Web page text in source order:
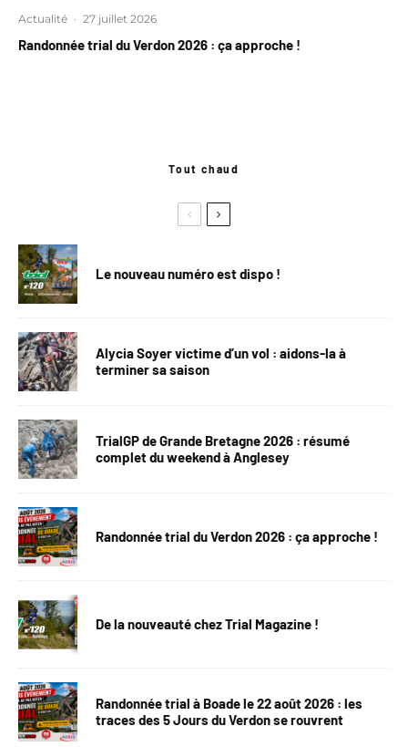
Actualité · 27 juillet 2026
Randonnée trial du Verdon 2026 : ça approche !
Tout chaud
Le nouveau numéro est dispo !
Alycia Soyer victime d’un vol : aidons-la à
terminer sa saison
TrialGP de Grande Bretagne 2026 : résumé
complet du weekend à Anglesey
Randonnée trial du Verdon 2026 : ça approche !
De la nouveauté chez Trial Magazine !
Randonnée trial à Boade le 22 août 2026 : les
traces des 5 Jours du Verdon se rouvrent